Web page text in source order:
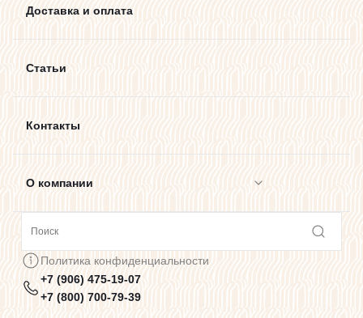
Доставка и оплата
Статьи
Контакты
О компании
Предупреждения о цветопередаче
Политика конфиденциальности
+7 (906) 475-19-07
+7 (800) 700-79-39